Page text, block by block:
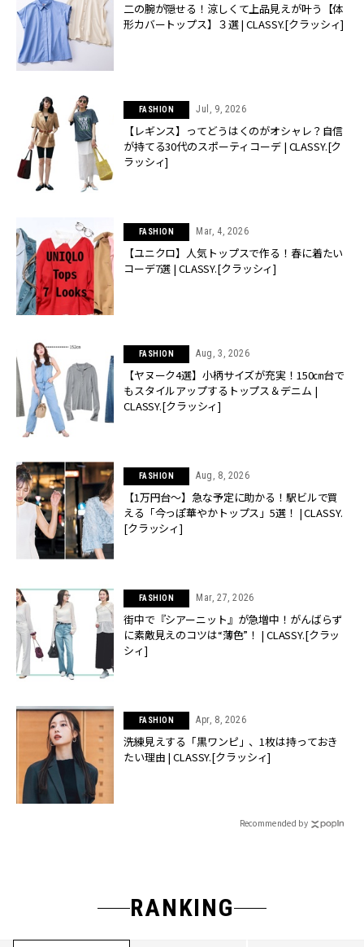
二の腕が隠せる！涼しくて上品見えが叶う【体
形カバートップス】３選 | CLASSY.[クラッシィ]
FASHION Jul, 9, 2026
【レギンス】ってどうはくのがオシャレ？自信
が持てる30代のスポーティコーデ | CLASSY.[ク
ラッシィ]
FASHION Mar, 4, 2026
【ユニクロ】人気トップスで作る！春に着たい
コーデ7選 | CLASSY.[クラッシィ]
FASHION Aug, 3, 2026
【ヤヌーク4選】小柄サイズが充実！150㎝台で
もスタイルアップするトップス＆デニム |
CLASSY.[クラッシィ]
FASHION Aug, 8, 2026
【1万円台〜】急な予定に助かる！駅ビルで買
える「今っぽ華やかトップス」5選！ | CLASSY.
[クラッシィ]
FASHION Mar, 27, 2026
街中で『シアーニット』が急増中！がんばらず
に素敵見えのコツは“薄色”！ | CLASSY.[クラッ
シィ]
FASHION Apr, 8, 2026
洗練見えする「黒ワンピ」、1枚は持っておき
たい理由 | CLASSY.[クラッシィ]
Recommended by
RANKING